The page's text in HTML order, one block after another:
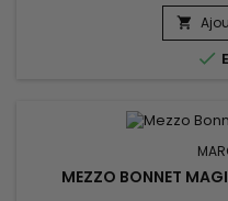


MEZZO BONNET